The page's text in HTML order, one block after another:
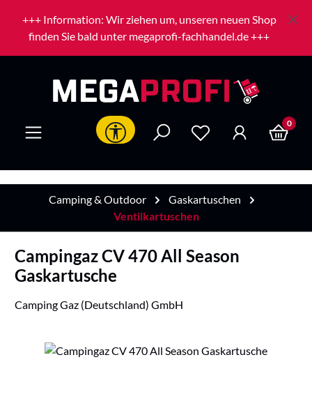
Zum Hauptinhalt springen
+++ Information: Wir ziehen um, unseren neuen Shop
finden Sie bald unter megaprofi-fachhandel.de +++
Werkzeugleiste anzeigen 0
Camping & Outdoor
Gaskartuschen
Ventilkartuschen
Campingaz CV 470 All Season
Gaskartusche
Camping Gaz (Deutschland) GmbH
Bildergalerie überspringen